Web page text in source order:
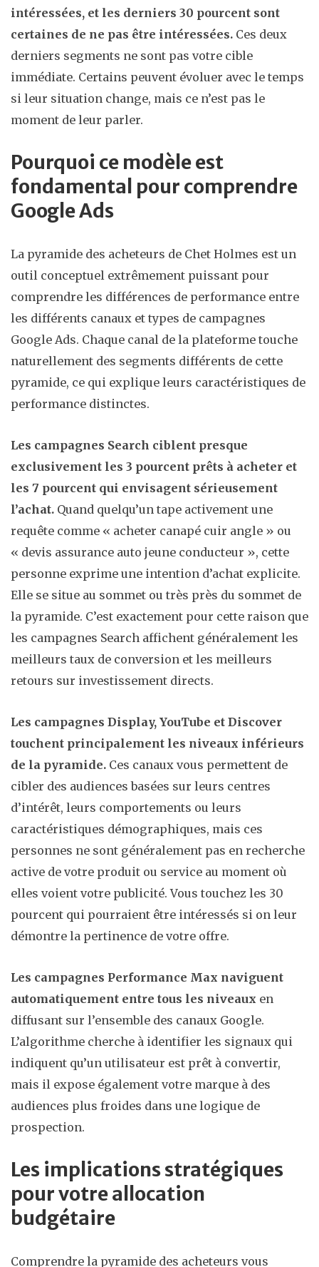
intéressées, et les derniers 30 pourcent sont
certaines de ne pas être intéressées. Ces deux
derniers segments ne sont pas votre cible
immédiate. Certains peuvent évoluer avec le temps
si leur situation change, mais ce n’est pas le
moment de leur parler.
Pourquoi ce modèle est
fondamental pour comprendre
Google Ads
La pyramide des acheteurs de Chet Holmes est un
outil conceptuel extrêmement puissant pour
comprendre les différences de performance entre
les différents canaux et types de campagnes
Google Ads. Chaque canal de la plateforme touche
naturellement des segments différents de cette
pyramide, ce qui explique leurs caractéristiques de
performance distinctes.
Les campagnes Search ciblent presque
exclusivement les 3 pourcent prêts à acheter et
les 7 pourcent qui envisagent sérieusement
l’achat. Quand quelqu’un tape activement une
requête comme « acheter canapé cuir angle » ou
« devis assurance auto jeune conducteur », cette
personne exprime une intention d’achat explicite.
Elle se situe au sommet ou très près du sommet de
la pyramide. C’est exactement pour cette raison que
les campagnes Search affichent généralement les
meilleurs taux de conversion et les meilleurs
retours sur investissement directs.
Les campagnes Display, YouTube et Discover
touchent principalement les niveaux inférieurs
de la pyramide. Ces canaux vous permettent de
cibler des audiences basées sur leurs centres
d’intérêt, leurs comportements ou leurs
caractéristiques démographiques, mais ces
personnes ne sont généralement pas en recherche
active de votre produit ou service au moment où
elles voient votre publicité. Vous touchez les 30
pourcent qui pourraient être intéressés si on leur
démontre la pertinence de votre offre.
Les campagnes Performance Max naviguent
automatiquement entre tous les niveaux en
diffusant sur l’ensemble des canaux Google.
L’algorithme cherche à identifier les signaux qui
indiquent qu’un utilisateur est prêt à convertir,
mais il expose également votre marque à des
audiences plus froides dans une logique de
prospection.
Les implications stratégiques
pour votre allocation
budgétaire
Comprendre la pyramide des acheteurs vous